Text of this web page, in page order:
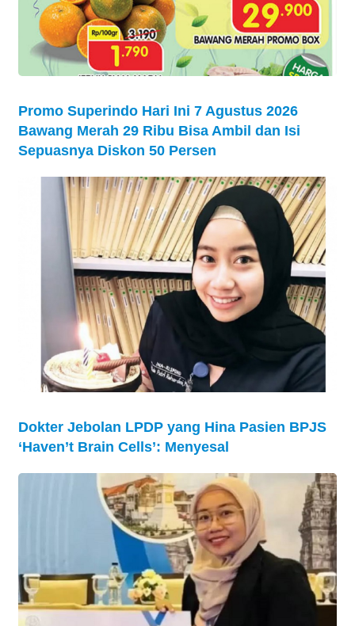
Promo Superindo Hari Ini 7 Agustus 2026
Bawang Merah 29 Ribu Bisa Ambil dan Isi
Sepuasnya Diskon 50 Persen
Dokter Jebolan LPDP yang Hina Pasien BPJS
‘Haven’t Brain Cells’: Menyesal